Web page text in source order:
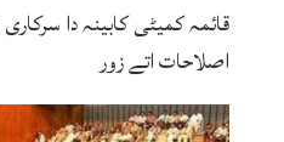
قائمہ کمیٹی کابینہ دا
اصلاحات اتے زور